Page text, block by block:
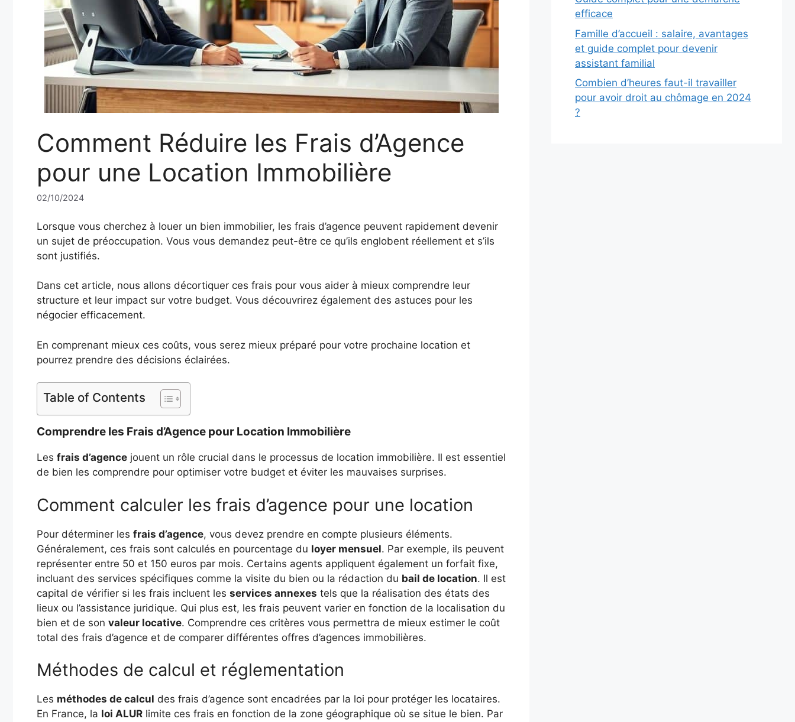
Comment Réduire les Frais d’Agence
pour une Location Immobilière
02/10/2024
Lorsque vous cherchez à louer un bien immobilier, les frais d’agence peuvent rapidement devenir
un sujet de préoccupation. Vous vous demandez peut-être ce qu’ils englobent réellement et s’ils
sont justifiés.
Dans cet article, nous allons décortiquer ces frais pour vous aider à mieux comprendre leur
structure et leur impact sur votre budget. Vous découvrirez également des astuces pour les
négocier efficacement.
En comprenant mieux ces coûts, vous serez mieux préparé pour votre prochaine location et
pourrez prendre des décisions éclairées.
Table of Contents
Comprendre les Frais d’Agence pour Location Immobilière
Les frais d’agence jouent un rôle crucial dans le processus de location immobilière. Il est essentiel
de bien les comprendre pour optimiser votre budget et éviter les mauvaises surprises.
Comment calculer les frais d’agence pour une location
Pour déterminer les frais d’agence, vous devez prendre en compte plusieurs éléments.
Généralement, ces frais sont calculés en pourcentage du loyer mensuel. Par exemple, ils peuvent
représenter entre 50 et 150 euros par mois. Certains agents appliquent également un forfait fixe,
incluant des services spécifiques comme la visite du bien ou la rédaction du bail de location. Il est
capital de vérifier si les frais incluent les services annexes tels que la réalisation des états des
lieux ou l’assistance juridique. Qui plus est, les frais peuvent varier en fonction de la localisation du
bien et de son valeur locative. Comprendre ces critères vous permettra de mieux estimer le coût
total des frais d’agence et de comparer différentes offres d’agences immobilières.
Méthodes de calcul et réglementation
Les méthodes de calcul des frais d’agence sont encadrées par la loi pour protéger les locataires.
En France, la loi ALUR limite ces frais en fonction de la zone géographique où se situe le bien. Par
efficace
Famille d’accueil : salaire, avantages
et guide complet pour devenir
assistant familial
Combien d’heures faut-il travailler
pour avoir droit au chômage en 2024
?